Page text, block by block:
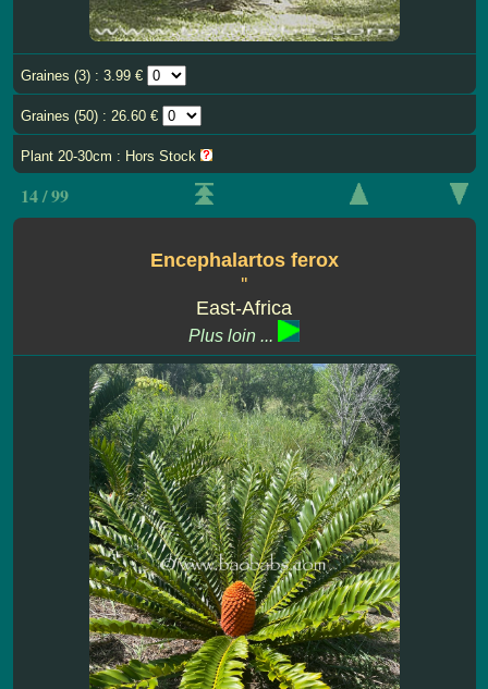
Graines (3) : 3.99 €
Graines (50) : 26.60 €
Plant 20-30cm : Hors Stock
14 / 99
Encephalartos ferox
''
East-Africa
Plus loin ...